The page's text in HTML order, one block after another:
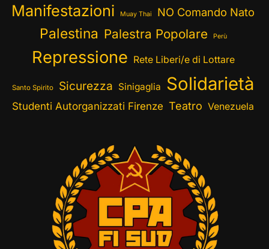
Manifestazioni Muay Thai NO Comando Nato
Palestina Palestra Popolare Perù
Repressione Rete Liberi/e di Lottare
Santo Spirito Sicurezza Sinigaglia Solidarietà
Studenti Autorganizzati Firenze Teatro Venezuela